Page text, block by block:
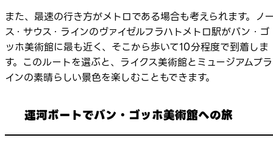
また、最速の行き方がメトロである場合も考えられます。ノ
ス・サウス・ラインのヴァイゼルフラハトメトロ駅がバン・ゴ
ッホ美術館に最も近く、そこから歩いて10分程度で到着しま
す。このルートを選ぶと、ライクス美術館とミュージアムプラ
インの素晴らしい景色を楽しむこともできます。
運河ボートでバン・ゴッホ美術館への旅